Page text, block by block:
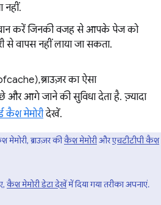
नहीं.
करें जिनकी वजह से आपके पेज को
से वापस नहीं लाया जा सकता.
ब्राउज़र का ऐसा
और आगे जाने की सुविधा देता है. ज़्यादा
कैश मेमोरीदेखें.
मेमोरी, ब्राउज़र कीकैश मेमोरीऔरएचटीटीपी कैश
कैश मेमोरी डेटा देखेंमें दिया गया तरीका अपनाएं.